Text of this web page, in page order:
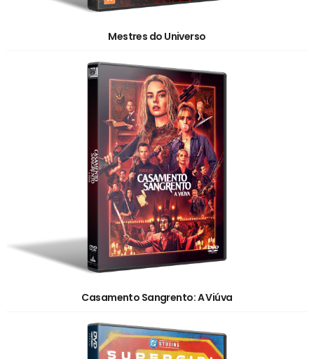
Mestres do Universo
Casamento Sangrento: A Viúva